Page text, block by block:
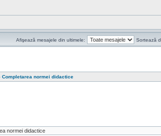
Afişează mesajele din ultimele:
Sortează
Completarea normei didactice